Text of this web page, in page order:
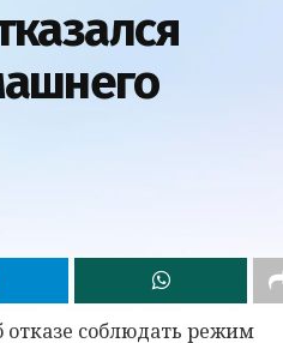
соблюдать режим